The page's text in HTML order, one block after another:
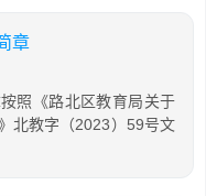
章
照《路北区教育局关于
北教字（2023）59号文